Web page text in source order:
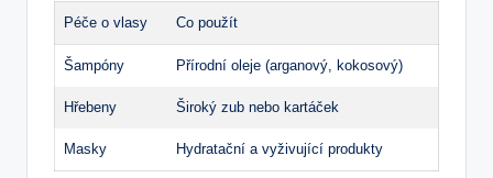
Péče o vlasy Co ⁣použít
Šampóny Přírodní⁣ oleje (arganový, kokosový)
Hřebeny Široký zub nebo ⁢kartáček
Masky Hydratační ‌a vyživující produkty